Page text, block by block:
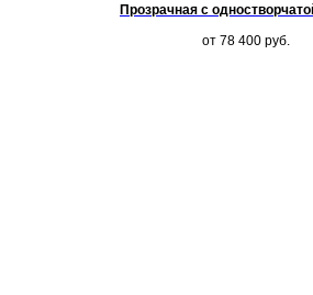
Прозрачная с
от 78 400 руб.